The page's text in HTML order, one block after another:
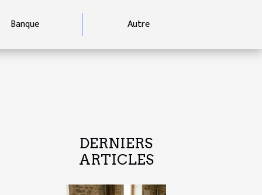
Banque Autre
DERNIERS
ARTICLES